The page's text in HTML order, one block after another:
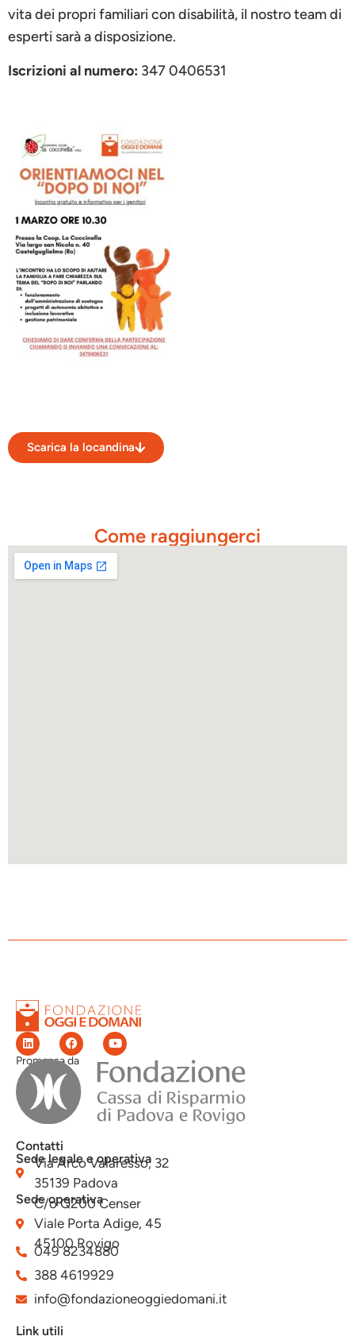
vita dei propri familiari con disabilità, il nostro team di
esperti sarà a disposizione.
Iscrizioni al numero: 347 0406531
Scarica la locandina
Come raggiungerci
Promossa da
Contatti
Sede legale e operativa
Via Arco Valaresso, 32
35139 Padova
Sede operativa
C/o Q200 Censer
Viale Porta Adige, 45
45100 Rovigo
049 8234880
388 4619929
info@fondazioneoggiedomani.it
Link utili